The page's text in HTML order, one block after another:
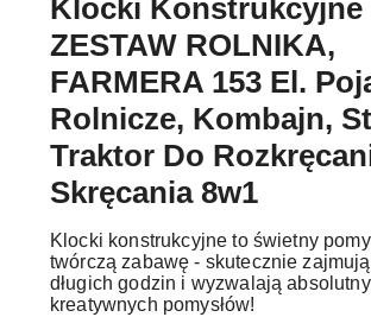
Klocki Konstrukcyjne
ZESTAW ROLNIKA,
FARMERA 153 El.
Rolnicze, Kombajn,
Traktor Do
Skręcania 8w1
Klocki konstrukcyjne to świetny
twórczą zabawę - skutecznie
długich godzin i wyzwalają
kreatywnych pomysłów!